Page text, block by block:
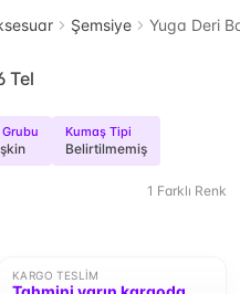
Şemsiye Yuga Deri
Tel
Kumaş Tipi
Belirtilmemiş
1 Farklı Renk
KARGO TESLIM